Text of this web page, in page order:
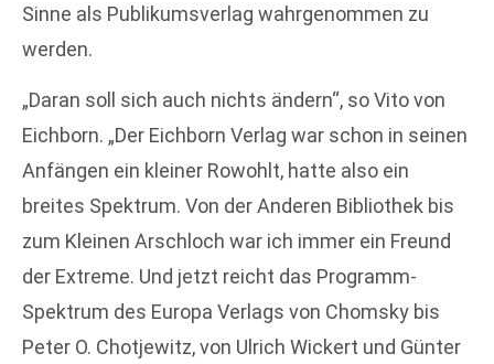
Sinne als Publikumsverlag wahrgenommen zu
werden.
„Daran soll sich auch nichts ändern“, so Vito von
Eichborn. „Der Eichborn Verlag war schon in seinen
Anfängen ein kleiner Rowohlt, hatte also ein
breites Spektrum. Von der Anderen Bibliothek bis
zum Kleinen Arschloch war ich immer ein Freund
der Extreme. Und jetzt reicht das Programm-
Spektrum des Europa Verlags von Chomsky bis
Peter O. Chotjewitz, von Ulrich Wickert und Günter